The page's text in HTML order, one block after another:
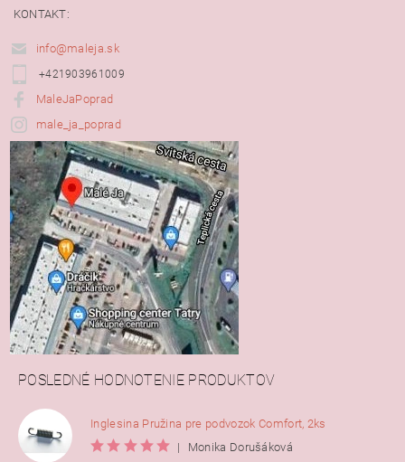
KONTAKT:
info@maleja.sk
+421903961009
MaleJaPoprad
male_ja_poprad
POSLEDNÉ HODNOTENIE PRODUKTOV
Inglesina Pružina pre podvozok Comfort, 2ks
|
Monika Dorušáková